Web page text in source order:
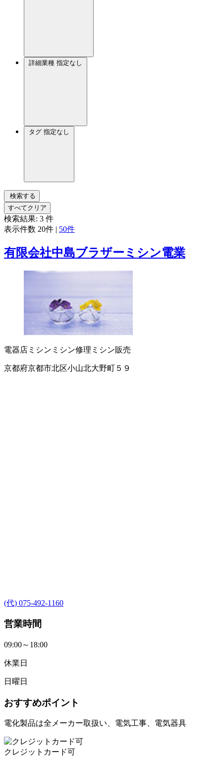
詳細業種 指定なし
タグ 指定なし
検索する
すべてクリア
検索結果: 3 件
表示件数 20件 | 50件
有限会社中島ブラザーミシン電業
電器店 ミシン ミシン修理 ミシン販売
京都府京都市北区小山北大野町５９
(代) 075-492-1160
営業時間
09:00～18:00
休業日
日曜日
おすすめポイント
電化製品は全メーカー取扱い、電気工事、電気器具
クレジットカード可